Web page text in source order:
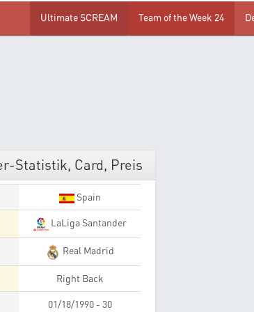
Ultimate SCREAM Team of the Week 24
Statistik, Card, Preis
Spain
LaLiga Santander
Real Madrid
Right Back
01/18/1990 - 30